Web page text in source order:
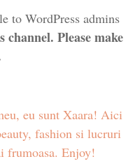
to WordPress admins
Please make
eu sunt Xaara! Aici
fashion si lucruri
frumoasa. Enjoy!